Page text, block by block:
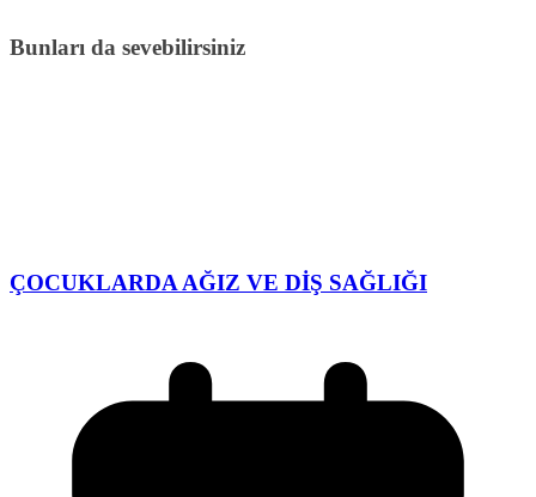
Bunları da sevebilirsiniz
ÇOCUKLARDA AĞIZ VE DİŞ SAĞLIĞI